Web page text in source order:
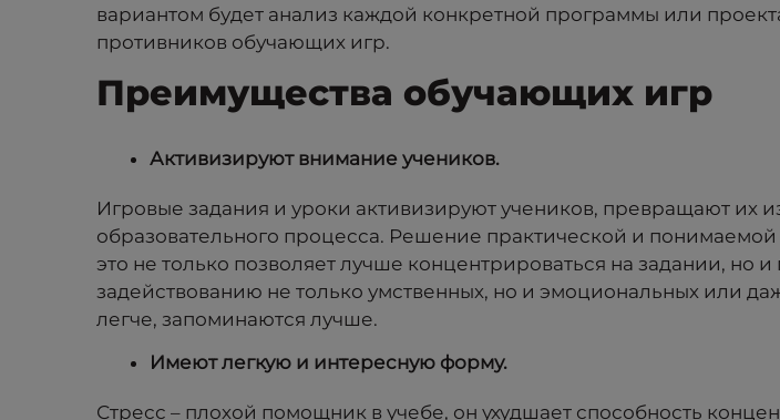
вариантом будет анализ каждой конкретной программы или
противников обучающих игр.
Преимущества обучающих игр
Активизируют внимание учеников.
Игровые задания и уроки активизируют учеников, превращают их
образовательного процесса. Решение практической и
это не только позволяет лучше концентрироваться на задании, но
задействованию не только умственных, но и эмоциональных или
легче, запоминаются лучше.
Имеют легкую и интересную форму.
Стресс – плохой помощник в учебе, он ухудшает способность